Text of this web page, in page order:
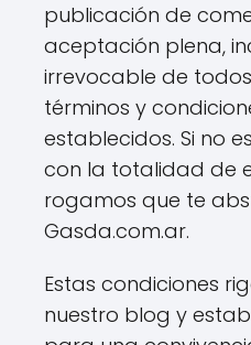
publicación de
aceptación plena,
irrevocable de
términos y
establecidos. Si no
con la totalidad de
rogamos que te
Gasda.com.ar.
Estas condiciones
nuestro blog y